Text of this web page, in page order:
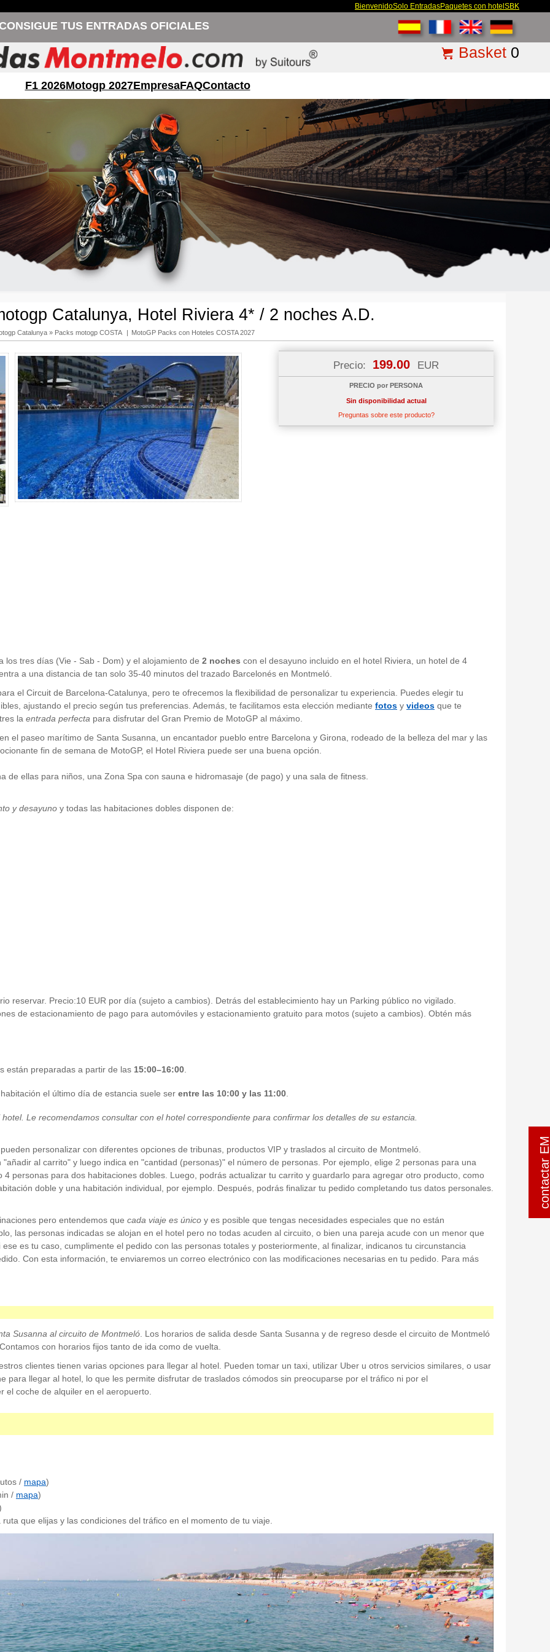
BienvenidoSolo EntradasPaquetes con hotel SBK
TUS ENTRADAS OFICIALES
Basket 0
F1 2026Motogp 2027EmpresaFAQContacto
Catalunya, Hotel Riviera 4* / 2 noches A.D.
Catalunya » Packs motogp COSTA | MotoGP Packs con Hoteles COSTA 2027
Precio: 199.00 EUR
PRECIO por PERSONA
Sin disponibilidad actual
Preguntas sobre este producto?
tres días (Vie - Sab - Dom) y el alojamiento de 2 noches con el desayuno incluido en el hotel Riviera, un hotel de 4
a una distancia de tan solo 35-40 minutos del trazado Barcelonés en Montmeló.
el Circuit de Barcelona-Catalunya, pero te ofrecemos la flexibilidad de personalizar tu experiencia. Puedes elegir tu
ajustando el precio según tus preferencias. Además, te facilitamos esta elección mediante fotos y videos que te
la entrada perfecta para disfrutar del Gran Premio de MotoGP al máximo.
el paseo marítimo de Santa Susanna, un encantador pueblo entre Barcelona y Girona, rodeado de la belleza del mar y las
fin de semana de MotoGP, el Hotel Riviera puede ser una buena opción.
de ellas para niños, una Zona Spa con sauna e hidromasaje (de pago) y una sala de fitness.
y desayuno y todas las habitaciones dobles disponen de:
reservar. Precio:10 EUR por día (sujeto a cambios). Detrás del establecimiento hay un Parking público no vigilado.
de estacionamiento de pago para automóviles y estacionamiento gratuito para motos (sujeto a cambios). Obtén más
están preparadas a partir de las 15:00–16:00
el último día de estancia suele ser entre las 10:00 y las 11:00
Le recomendamos consultar con el hotel correspondiente para confirmar los detalles de su estancia.
personalizar con diferentes opciones de tribunas, productos VIP y traslados al circuito de Montmeló.
al carrito" y luego indica en "cantidad (personas)" el número de personas. Por ejemplo, elige 2 personas para una
personas para dos habitaciones dobles. Luego, podrás actualizar tu carrito y guardarlo para agregar otro producto, como
doble y una habitación individual, por ejemplo. Después, podrás finalizar tu pedido completando tus datos personales.
pero entendemos que cada viaje es único y es posible que tengas necesidades especiales que no están
las personas indicadas se alojan en el hotel pero no todas acuden al circuito, o bien una pareja acude con un menor que
es tu caso, cumplimente el pedido con las personas totales y posteriormente, al finalizar, indicanos tu circunstancia
Con esta información, te enviaremos un correo electrónico con las modificaciones necesarias en tu pedido. Para más
Susanna al circuito de Montmeló . Los horarios de salida desde Santa Susanna y de regreso desde el circuito de Montmeló
con horarios fijos tanto de ida como de vuelta.
clientes tienen varias opciones para llegar al hotel. Pueden tomar un taxi, utilizar Uber u otros servicios similares, o usar
para llegar al hotel, lo que les permite disfrutar de traslados cómodos sin preocuparse por el tráfico ni por el
el coche de alquiler en el aeropuerto.
/ mapa)
/ mapa)
que elijas y las condiciones del tráfico en el momento de tu viaje.